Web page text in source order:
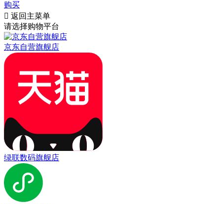
购买
 返回主菜单
请选择购物平台
京东自营旗舰店
绿联数码旗舰店